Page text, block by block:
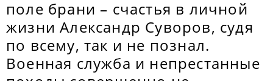
поле брани – счастья в личной
жизни Александр Суворов, судя
по всему, так и не познал.
Военная служба и непрестанные